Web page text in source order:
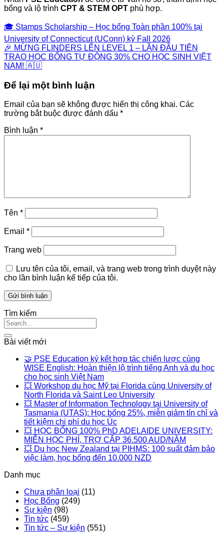
bổng và lộ trình CPT & STEM OPT phù hợp.
🎓 Stamps Scholarship – Học bổng Toàn phần 100% tại
University of Connecticut (UConn) kỳ Fall 2026
🎉 MỪNG FLINDERS LÊN LEVEL 1 – LẦN ĐẦU TIÊN
TRAO HỌC BỔNG TỰ ĐỘNG 30% CHO HỌC SINH VIỆT
NAM! 🇦🇺
Để lại một bình luận
Email của bạn sẽ không được hiển thị công khai. Các
trường bắt buộc được đánh dấu *
Bình luận *
Tên *
Email *
Trang web
Lưu tên của tôi, email, và trang web trong trình duyệt này
cho lần bình luận kế tiếp của tôi.
Tìm kiếm
Bài viết mới
🤝 PSE Education ký kết hợp tác chiến lược cùng
WISE English: Hoàn thiện lộ trình tiếng Anh và du học
cho học sinh Việt Nam
💥 Workshop du học Mỹ tại Florida cùng University of
North Florida và Saint Leo University
💥 Master of Information Technology tại University of
Tasmania (UTAS): Học bổng 25%, miễn giảm tín chỉ và
tiết kiệm chi phí du học Úc
💥 HỌC BỔNG 100% PhD ADELAIDE UNIVERSITY:
MIỄN HỌC PHÍ, TRỢ CẤP 36.500 AUD/NĂM
💥 Du học New Zealand tại PIHMS: 100 suất đảm bảo
việc làm, học bổng đến 10.000 NZD
Danh mục
Chưa phân loại (11)
Học Bổng (249)
Sự kiện (98)
Tin tức (459)
Tin tức – Sự kiện (551)